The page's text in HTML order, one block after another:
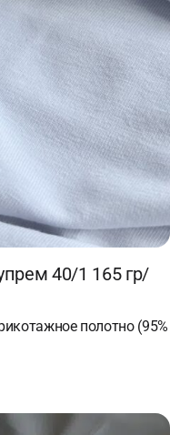
40/1 165 гр/
полотно (95%